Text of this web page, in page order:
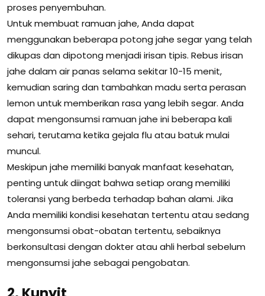
proses penyembuhan.
Untuk membuat ramuan jahe, Anda dapat
menggunakan beberapa potong jahe segar yang telah
dikupas dan dipotong menjadi irisan tipis. Rebus irisan
jahe dalam air panas selama sekitar 10-15 menit,
kemudian saring dan tambahkan madu serta perasan
lemon untuk memberikan rasa yang lebih segar. Anda
dapat mengonsumsi ramuan jahe ini beberapa kali
sehari, terutama ketika gejala flu atau batuk mulai
muncul.
Meskipun jahe memiliki banyak manfaat kesehatan,
penting untuk diingat bahwa setiap orang memiliki
toleransi yang berbeda terhadap bahan alami. Jika
Anda memiliki kondisi kesehatan tertentu atau sedang
mengonsumsi obat-obatan tertentu, sebaiknya
berkonsultasi dengan dokter atau ahli herbal sebelum
mengonsumsi jahe sebagai pengobatan.